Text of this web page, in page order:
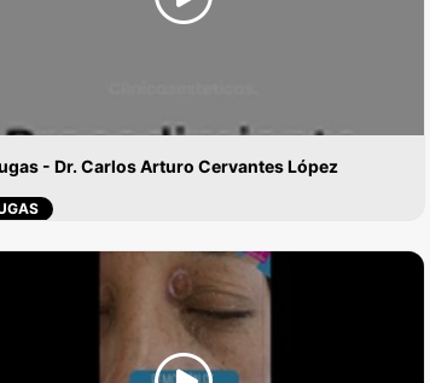
- Dr. Carlos Arturo Cervantes López